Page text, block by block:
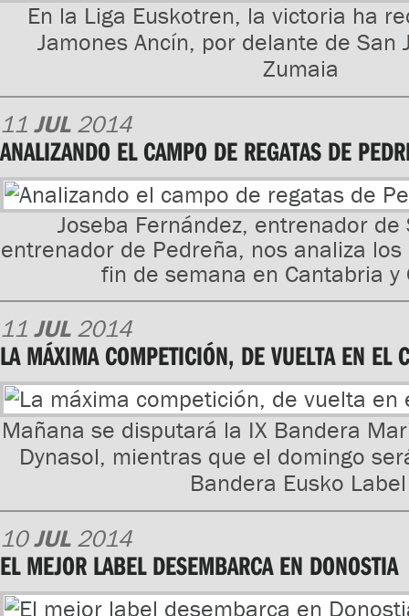
En la Liga Euskotren, la victoria ha
Jamones Ancín, por delante de San
Zumaia
11 JUL2014
ANALIZANDO EL CAMPO DE REGATAS DE
Joseba Fernández, entrenador de
entrenador de Pedreña, nos analiza
fin de semana en Cantabria y
11 JUL2014
LA MÁXIMA COMPETICIÓN, DE VUELTA EN EL
Mañana se disputará la IX Bandera
Dynasol, mientras que el domingo
Bandera Eusko
10JUL2014
EL MEJOR LABEL DESEMBARCA EN DONOSTIA